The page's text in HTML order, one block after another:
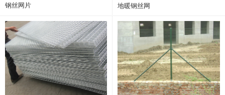
钢丝网片 地暖钢丝网